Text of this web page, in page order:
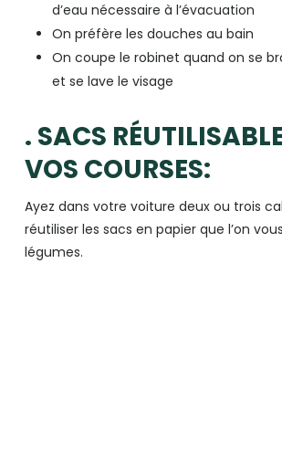
d’eau nécessaire à l’évacuation
On préfère les douches au bain
On coupe le robinet quand on se
et se lave le visage
. SACS
VOS COURSES:
Ayez dans votre voiture deux ou trois
réutiliser les sacs en papier que l’on
légumes.